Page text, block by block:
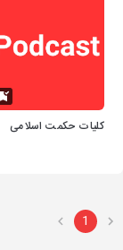
کلیات حکمت اسلامی
1